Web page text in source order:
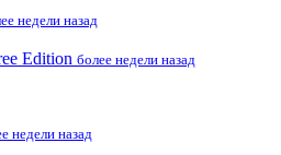
недели назад
Edition более недели назад
недели назад